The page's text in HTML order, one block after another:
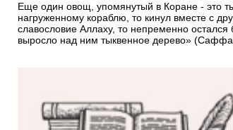
Еще один овощ, упомянутый в Коране - это
нагруженному кораблю, то кинул вместе с
славословие Аллаху, то непременно
выросло над ним тыквенное дерево»